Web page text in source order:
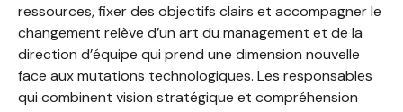
ressources, fixer des objectifs clairs et accompagner le
changement relève d’un art du management et de la
direction d’équipe qui prend une dimension nouvelle
face aux mutations technologiques. Les responsables
qui combinent vision stratégique et compréhension